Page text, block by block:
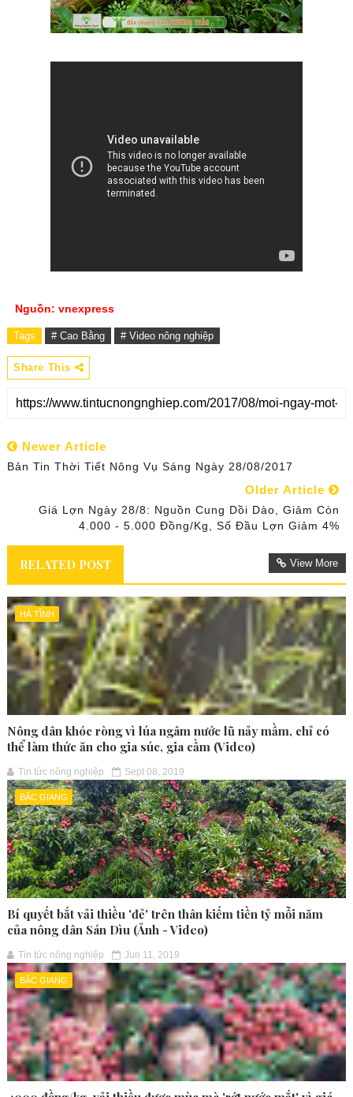
Nguồn: vnexpress
Tags # Cao Bằng # Video nông nghiệp
Share This
Newer Article
Bản Tin Thời Tiết Nông Vụ Sáng Ngày 28/08/2017
Older Article
Giá Lợn Ngày 28/8: Nguồn Cung Dồi Dào, Giảm Còn
4.000 - 5.000 Đồng/kg, Số Đầu Lợn Giảm 4%
RELATED POST View More
HÀ TĨNH
Nông dân khóc ròng vì lúa ngâm nước lũ nảy mầm, chỉ có
thể làm thức ăn cho gia súc, gia cầm (Video)
Tin tức nông nghiệp Sept 08, 2019
BẮC GIANG
Bí quyết bắt vải thiều 'đẻ' trên thân kiếm tiền tỷ mỗi năm
của nông dân Sán Dìu (Ảnh - Video)
Tin tức nông nghiệp Jun 11, 2019
BẮC GIANG